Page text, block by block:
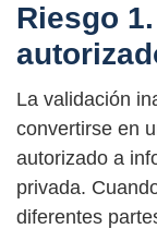
Riesgo
La validación
convertirse en
autorizado a
privada.
diferentes